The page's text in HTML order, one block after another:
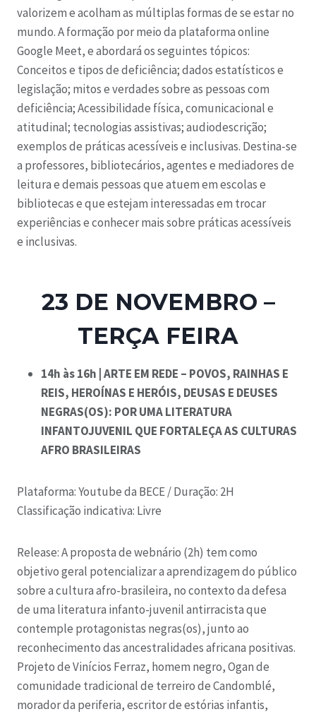
valorizem e acolham as múltiplas formas de se estar no
mundo. A formação por meio da plataforma online
Google Meet, e abordará os seguintes tópicos:
Conceitos e tipos de deficiência; dados estatísticos e
legislação; mitos e verdades sobre as pessoas com
deficiência; Acessibilidade física, comunicacional e
atitudinal; tecnologias assistivas; audiodescrição;
exemplos de práticas acessíveis e inclusivas. Destina-se
a professores, bibliotecários, agentes e mediadores de
leitura e demais pessoas que atuem em escolas e
bibliotecas e que estejam interessadas em trocar
experiências e conhecer mais sobre práticas acessíveis
e inclusivas.
23 DE NOVEMBRO –
TERÇA FEIRA
14h às 16h | ARTE EM REDE – POVOS, RAINHAS E
REIS, HEROÍNAS E HERÓIS, DEUSAS E DEUSES
NEGRAS(OS): POR UMA LITERATURA
INFANTOJUVENIL QUE FORTALEÇA AS CULTURAS
AFRO BRASILEIRAS
Plataforma: Youtube da BECE /Duração: 2H
Classificação indicativa: Livre
Release:A proposta de webnário (2h) tem como
objetivo geral potencializar a aprendizagem do público
sobre a cultura afro-brasileira, no contexto da defesa
de uma literatura infanto-juvenil antirracista que
contemple protagonistas negras(os), junto ao
reconhecimento das ancestralidades africana positivas.
Projeto de Vinícios Ferraz, homem negro, Ogan de
comunidade tradicional de terreiro de Candomblé,
morador da periferia, escritor de estórias infantis,